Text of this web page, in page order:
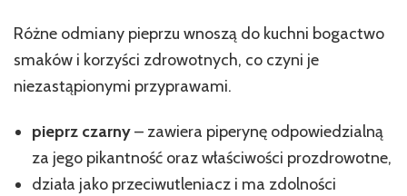
Różne odmiany pieprzu wnoszą do kuchni bogactwo
smaków i korzyści zdrowotnych, co czyni je
niezastąpionymi przyprawami.
pieprz czarny– zawiera piperynę odpowiedzialną
za jego pikantność oraz właściwości prozdrowotne,
działa jako przeciwutleniacz i ma zdolności